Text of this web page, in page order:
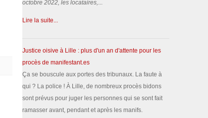
octobre 2022, les locataires,...
Lire la suite...
Justice oisive à Lille : plus d'un an d'attente pour les
procès de manifestant.es
Ça se bouscule aux portes des tribunaux. La faute à
qui ? La police ! À Lille, de nombreux procès bidons
sont prévus pour juger les personnes qui se sont fait
ramasser avant, pendant et après les manifs.